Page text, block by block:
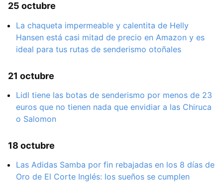
25 octubre
La chaqueta impermeable y calentita de Helly
Hansen está casi mitad de precio en Amazon y es
ideal para tus rutas de senderismo otoñales
21 octubre
Lidl tiene las botas de senderismo por menos de 23
euros que no tienen nada que envidiar a las Chiruca
o Salomon
18 octubre
Las Adidas Samba por fin rebajadas en los 8 días de
Oro de El Corte Inglés: los sueños se cumplen